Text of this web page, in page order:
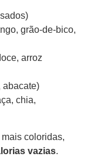
grão-de-bico,
arroz
abacate)
chia,
coloridas,
vazias.